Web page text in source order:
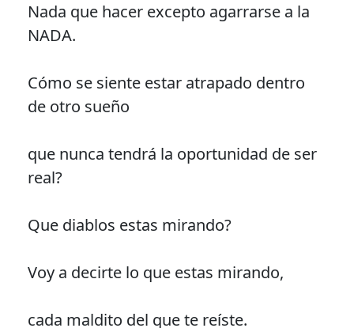
Nada que hacer excepto agarrarse a la
NADA.
Cómo se siente estar atrapado dentro
de otro sueño
que nunca tendrá la oportunidad de ser
real?
Que diablos estas mirando?
Voy a decirte lo que estas mirando,
cada maldito del que te reíste.